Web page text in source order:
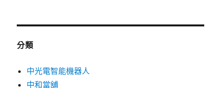
分類
中光電智能機器人
中和當舖